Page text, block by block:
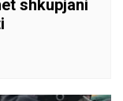
shkupjani